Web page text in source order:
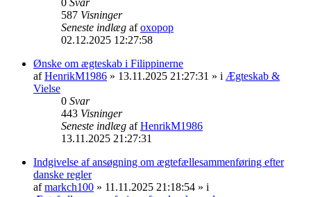
587 Visninger
Seneste indlæg afoxopop
02.12.2025 12:27:58
Ønske om ægteskab i Filippinerne
afHenrikM1986 » 13.11.2025 21:27:31 » i Ægteskab &
Vielse
0 Svar
443 Visninger
Seneste indlæg afHenrikM1986
13.11.2025 21:27:31
Indgivelse af ansøgning om ægtefællesammenføring efter
danske regler
afmarkch100 » 11.11.2025 21:18:54 » i